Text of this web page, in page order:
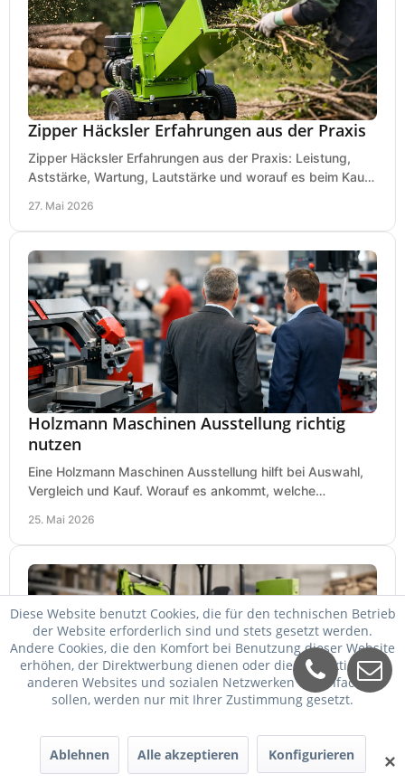
Zipper Häcksler Erfahrungen aus der Praxis
Zipper Häcksler Erfahrungen aus der Praxis: Leistung,
Aststärke, Wartung, Lautstärke und worauf es beim Kauf
27. Mai 2026
Holzmann Maschinen Ausstellung richtig
nutzen
Eine Holzmann Maschinen Ausstellung hilft bei Auswahl,
Vergleich und Kauf. Worauf es ankommt, welche
25. Mai 2026
Zipper Maschinen billiger kaufen
Zipper Maschinen billiger kaufen und trotzdem passend
✕
Diese Website benutzt Cookies, die für den technischen Betrieb
der Website erforderlich sind und stets gesetzt werden.
Andere Cookies, die den Komfort bei Benutzung dieser Website
erhöhen, der Direktwerbung dienen oder die Interaktion mit
anderen Websites und sozialen Netzwerken vereinfachen
sollen, werden nur mit Ihrer Zustimmung gesetzt.
Ablehnen Alle akzeptieren Konfigurieren